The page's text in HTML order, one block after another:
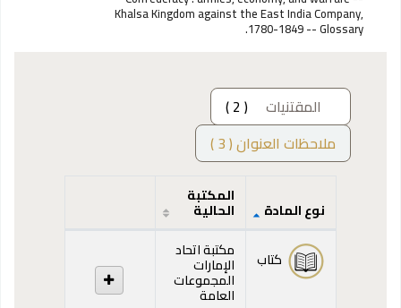
Khalsa Kingdom against the East India Company,
1780-1849 -- Glossary.
المقتنيات
( 2 )
ملاحظات العنوان ( 3 )
المقتنيات
نوع المادة
المكتبة
الحالية
كتاب مكتبة اتحاد
الإمارات
المجموعات
العامة